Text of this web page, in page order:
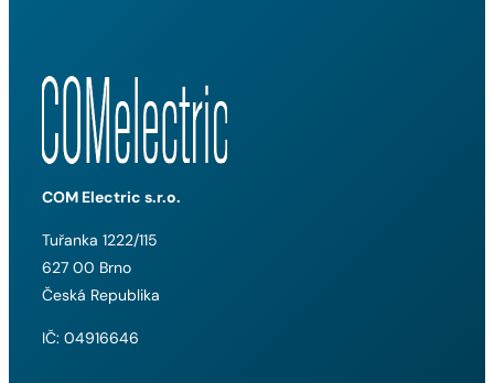
COM Electric s.r.o.
Tuřanka 1222/115
627 00 Brno
Česká Republika
IČ: 04916646